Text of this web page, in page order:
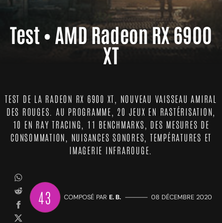
Test • AMD Radeon RX 6900
XT
TEST DE LA RADEON RX 6900 XT, NOUVEAU VAISSEAU AMIRAL
DES ROUGES. AU PROGRAMME, 20 JEUX EN RASTÉRISATION,
10 EN RAY TRACING, 11 BENCHMARKS, DES MESURES DE
CONSOMMATION, NUISANCES SONORES, TEMPÉRATURES ET
IMAGERIE INFRAROUGE.
43 COMPOSÉ PAR E. B. ————— 08 DÉCEMBRE 2020